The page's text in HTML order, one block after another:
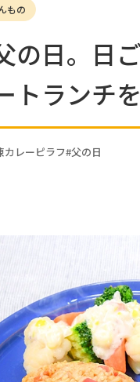
もの
の日。日
トランチ
カレーピラフ 父の日